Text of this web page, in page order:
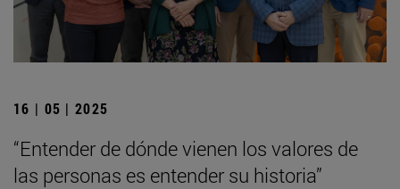
16 | 05 | 2025
“Entender de dónde vienen los valores de
las personas es entender su historia”